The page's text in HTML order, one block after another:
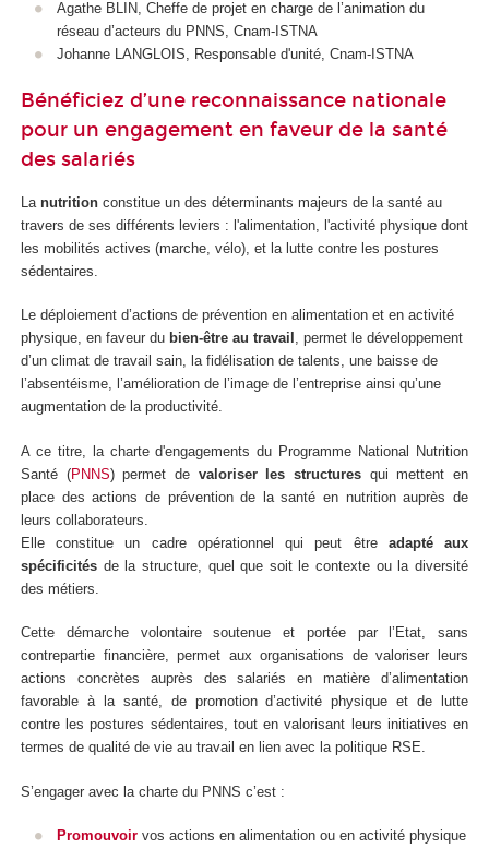
Agathe BLIN, Cheffe de projet en charge de l’animation du
réseau d’acteurs du PNNS, Cnam-ISTNA
Johanne LANGLOIS, Responsable d'unité, Cnam-ISTNA
Bénéficiez d’une reconnaissance nationale
pour un engagement en faveur de la santé
des salariés
La nutrition constitue un des déterminants majeurs de la santé au
travers de ses différents leviers : l'alimentation, l'activité physique dont
les mobilités actives (marche, vélo), et la lutte contre les postures
sédentaires.
Le déploiement d’actions de prévention en alimentation et en activité
physique, en faveur du bien-être au travail , permet le développement
d’un climat de travail sain, la fidélisation de talents, une baisse de
l’absentéisme, l’amélioration de l’image de l’entreprise ainsi qu’une
augmentation de la productivité.
A ce titre, la charte d'engagements du Programme National Nutrition
Santé (PNNS) permet de valoriser les structures qui mettent en
place des actions de prévention de la santé en nutrition auprès de
leurs collaborateurs.
Elle constitue un cadre opérationnel qui peut être adapté aux
spécificités de la structure, quel que soit le contexte ou la diversité
des métiers.
Cette démarche volontaire soutenue et portée par l’Etat, sans
contrepartie financière, permet aux organisations de valoriser leurs
actions concrètes auprès des salariés en matière d’alimentation
favorable à la santé, de promotion d’activité physique et de lutte
contre les postures sédentaires, tout en valorisant leurs initiatives en
termes de qualité de vie au travail en lien avec la politique RSE.
S’engager avec la charte du PNNS c’est :
Promouvoir vos actions en alimentation ou en activité physique